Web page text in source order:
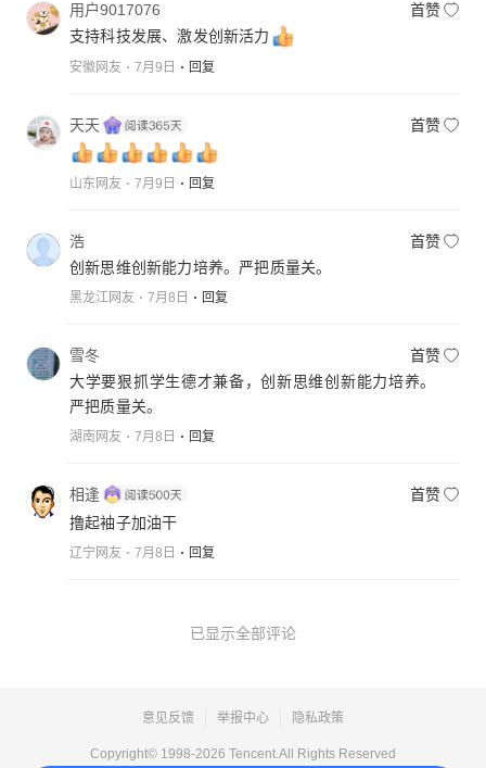
用户9017076
首赞
支持科技发展、激发创新活力
安徽网友 7月9日 回复
天天 首赞
山东网友 7月9日 回复
浩
首赞
创新思维创新能力培养。严把质量关。
黑龙江网友 7月8日 回复
雪冬
首赞
大学要狠抓学生德才兼备，创新思维创新能力培养。
严把质量关。
湖南网友 7月8日 回复
相逢
首赞
撸起袖子加油干
辽宁网友 7月8日 回复
已显示全部评论
意见反馈 举报中心 隐私政策
Copyright© 1998-2026 Tencent.All Rights Reserved